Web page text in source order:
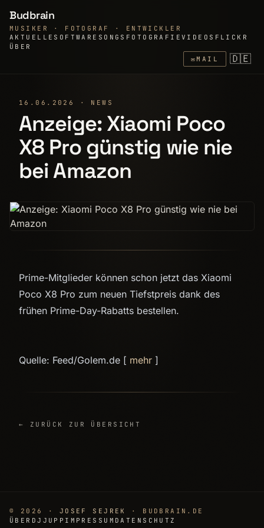
Budbrain
MUSIKER · FOTOGRAF · ENTWICKLER
AKTUELLE SOFTWARE SONGS FOTOGRAFIEVIDEOS FLICKR
ÜBER
✉MAIL 🇩🇪
16.06.2026 · NEWS
Anzeige: Xiaomi Poco
X8 Pro günstig wie nie
bei Amazon
Prime-Mitglieder können schon jetzt das Xiaomi
Poco X8 Pro zum neuen Tiefstpreis dank des
frühen Prime-Day-Rabatts bestellen.
Quelle: Feed/Golem.de [ mehr ]
← ZURÜCK ZUR ÜBERSICHT
© 2026 · JOSEF SEJREK
· BUDBRAIN.DE
ÜBER DJJUPP IMPRESSUM DATENSCHUTZ